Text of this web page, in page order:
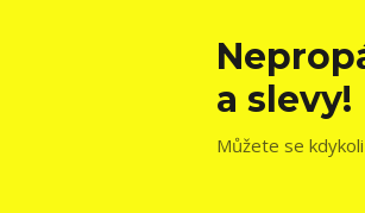
a slevy!
Můžete se